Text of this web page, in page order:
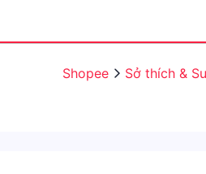
Shopee Sở thích &